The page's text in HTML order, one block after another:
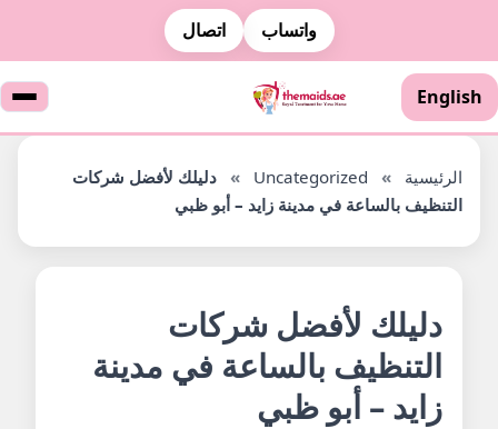
واتساب اتصال
English
الرئيسية »
Uncategorized
» دليلك لأفضل شركات
التنظيف بالساعة في مدينة زايد – أبو ظبي
دليلك لأفضل شركات
التنظيف بالساعة في مدينة
زايد – أبو ظبي